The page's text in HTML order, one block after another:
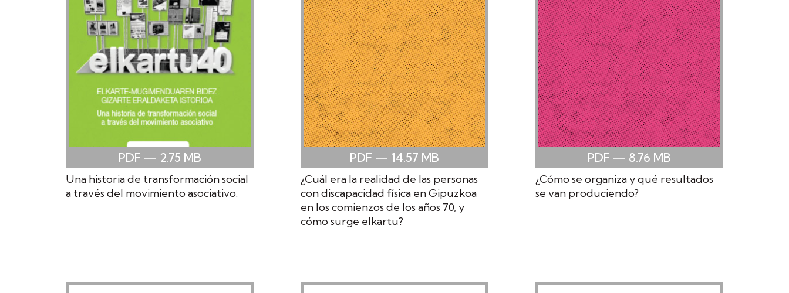
PDF — 2.75 MB
Una historia de transformación social
a través del movimiento asociativo.
PDF — 14.57 MB
¿Cuál era la realidad de las personas
con discapacidad física en Gipuzkoa
en los comienzos de los años 70, y
cómo surge elkartu?
PDF — 8.76 MB
¿Cómo se organiza y qué resultados
se van produciendo?